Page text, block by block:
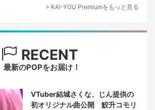
> KAI-YOU Premiumをもっと見る
RECENT
最新のPOPをお届け！
VTuber結城さくな、じん提供の
初オリジナル曲公開 鮫升コモリ